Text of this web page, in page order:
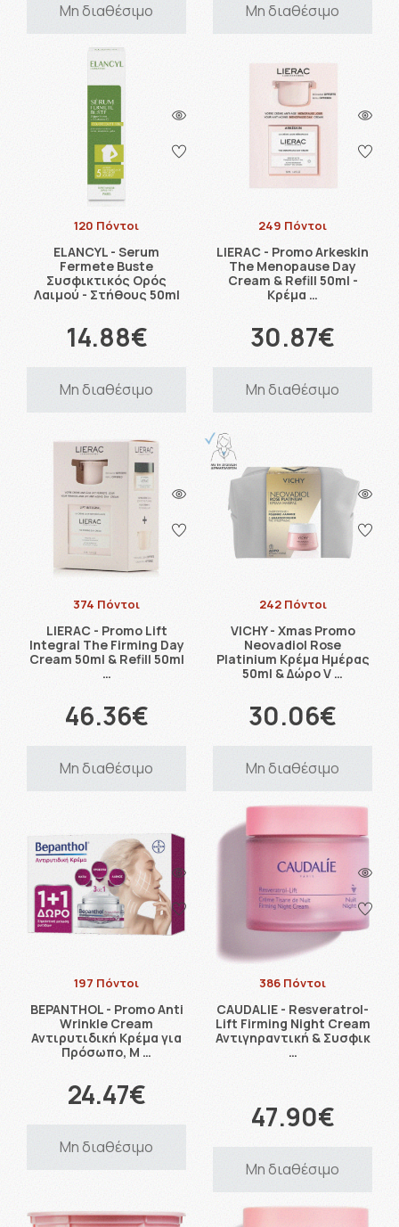
Μη διαθέσιμο Μη διαθέσιμο
120 Πόντοι
ELANCYL - Serum
Fermete Buste
Συσφικτικός Ορός
Λαιμού - Στήθους 50ml
14.88€
Μη διαθέσιμο
249 Πόντοι
LIERAC - Promo Arkeskin
The Menopause Day
Cream & Refill 50ml -
Κρέμα …
30.87€
Μη διαθέσιμο
374 Πόντοι
LIERAC - Promo Lift
Integral The Firming Day
Cream 50ml & Refill 50ml
…
46.36€
Μη διαθέσιμο
242 Πόντοι
VICHY - Xmas Promo
Neovadiol Rose
Platinium Κρέμα Ημέρας
50ml & Δώρο V …
30.06€
Μη διαθέσιμο
197 Πόντοι
BEPANTHOL - Promo Anti
Wrinkle Cream
Αντιρυτιδική Κρέμα για
Πρόσωπο, Μ …
24.47€
Μη διαθέσιμο
386 Πόντοι
CAUDALIE - Resveratrol-
Lift Firming Night Cream
Αντιγηραντική & Συσφικ
…
47.90€
Μη διαθέσιμο